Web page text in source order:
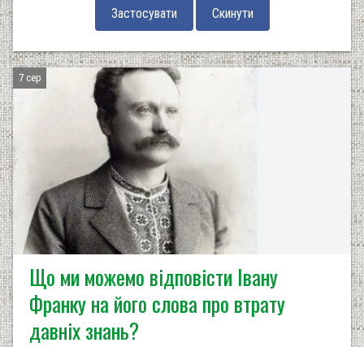
7 сер
Що ми можемо відповісти Івану
Франку на його слова про втрату
давніх знань?